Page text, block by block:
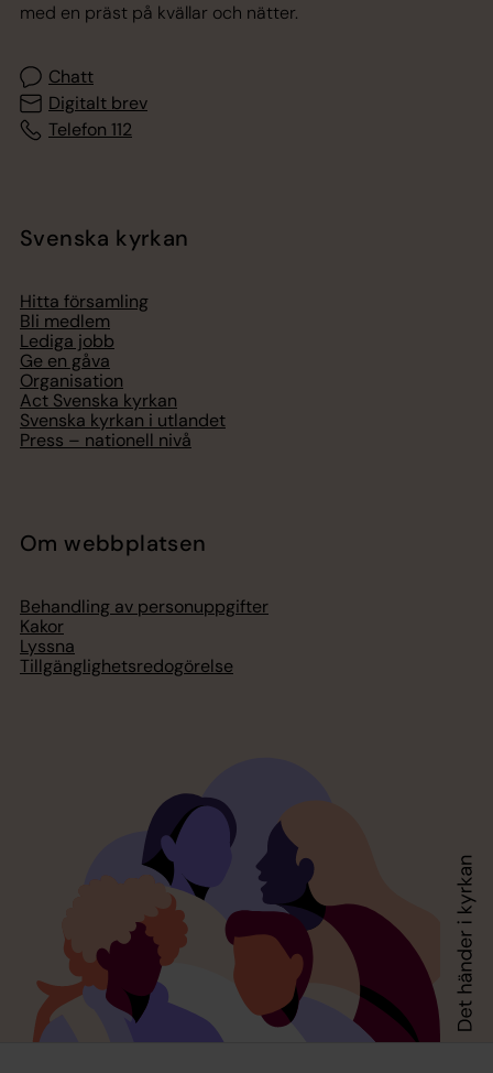
med en präst på kvällar och nätter.
Chatt
Digitalt brev
Telefon 112
Svenska kyrkan
Hitta församling
Bli medlem
Lediga jobb
Ge en gåva
Organisation
Act Svenska kyrkan
Svenska kyrkan i utlandet
Press – nationell nivå
Om webbplatsen
Behandling av personuppgifter
Kakor
Lyssna
Tillgänglighetsredogörelse